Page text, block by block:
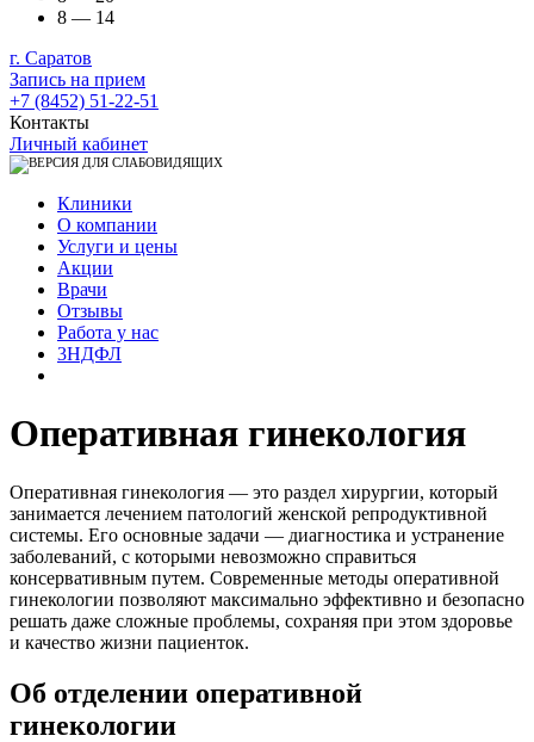
8 — 14
г. Саратов
Запись на прием
+7 (8452) 51-22-51
Контакты
Личный кабинет
Клиники
О компании
Услуги и цены
Акции
Врачи
Отзывы
Работа у нас
3НДФЛ
Оперативная гинекология
Оперативная гинекология — это раздел хирургии, который
занимается лечением патологий женской репродуктивной
системы. Его основные задачи — диагностика и устранение
заболеваний, с которыми невозможно справиться
консервативным путем. Современные методы оперативной
гинекологии позволяют максимально эффективно и безопасно
решать даже сложные проблемы, сохраняя при этом здоровье
и качество жизни пациенток.
Об отделении оперативной
гинекологии